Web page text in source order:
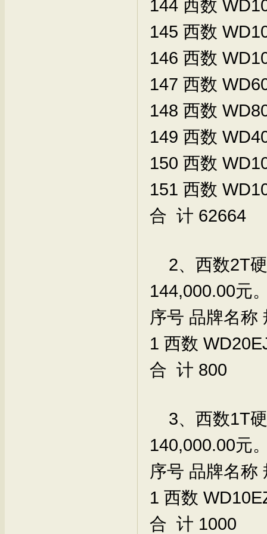
144 西数
145 西数
146 西数
147 西数
148 西数
149 西数
150 西数
151 西数
合 计 62664
2、西数2T硬
144,000.00元
序号 品牌名称
1 西数
合 计 800
3、西数1T硬
140,000.00元
序号 品牌名称
1 西数
合 计 1000